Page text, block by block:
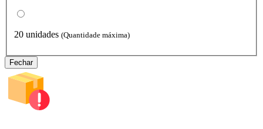
20 unidades (Quantidade máxima)
Fechar